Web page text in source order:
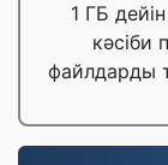
1 ГБ
кәсіби
файлдарды